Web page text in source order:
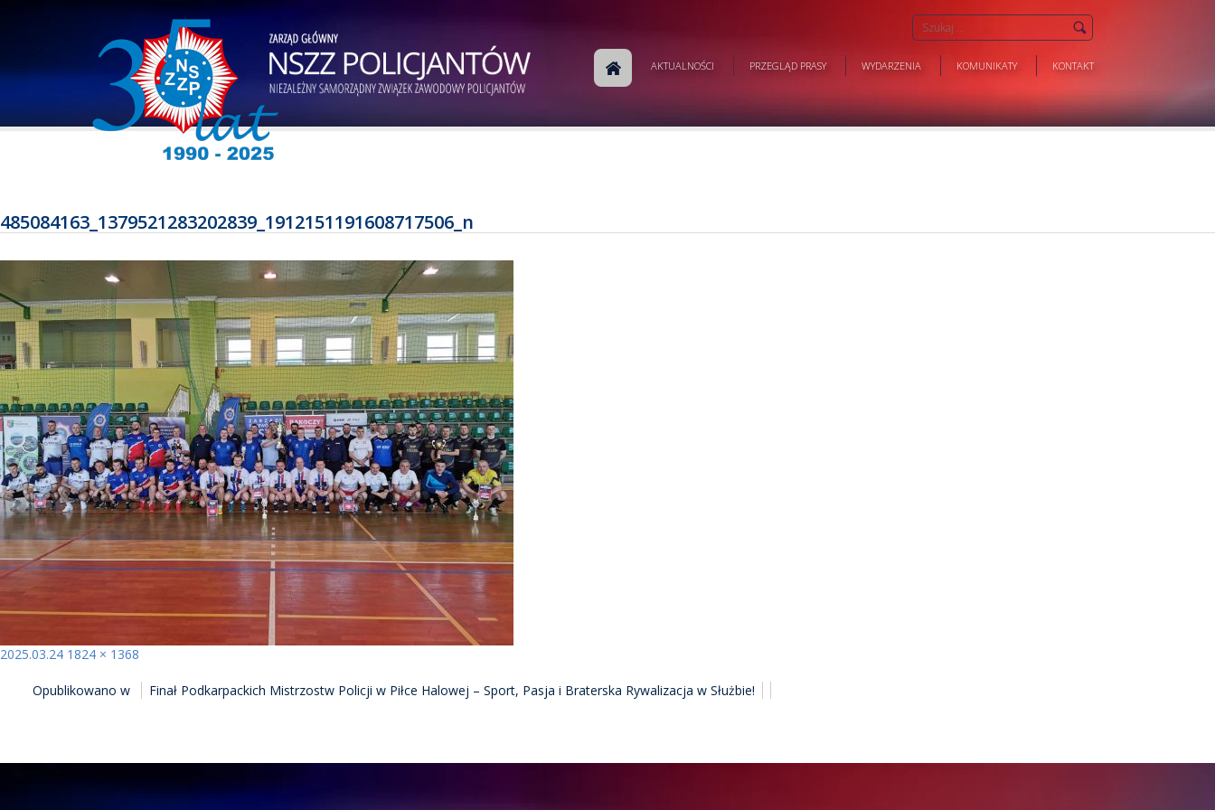
AKTUALNOŚCI PRZEGLĄD PRASY WYDARZENIA KOMUNIKATY KONTAKT
485084163_1379521283202839_1912151191608717506_n
Opublikowano
2025.03.24 Pełny
1824 × 1368
WPISUOpublikowano w Finał Podkarpackich Mistrzostw Policji w Piłce Halowej – Sport, Pasja i Braterska Rywalizacja w Służbie!